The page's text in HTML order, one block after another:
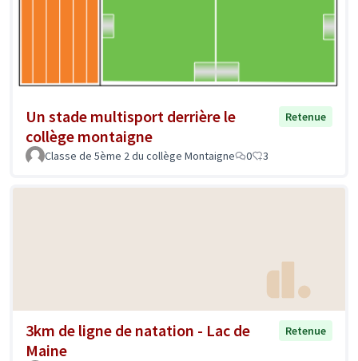
Un stade multisport derrière le
collège montaigne
Retenue
Classe de 5ème 2 du collège Montaigne 0 3
3km de ligne de natation - Lac de
Maine
Retenue